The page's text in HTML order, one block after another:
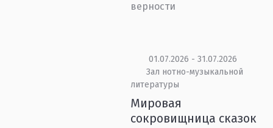
верности
01.07.2026 - 31.07.2026
Зал нотно-музыкальной
литературы
Мировая
сокровищница сказок